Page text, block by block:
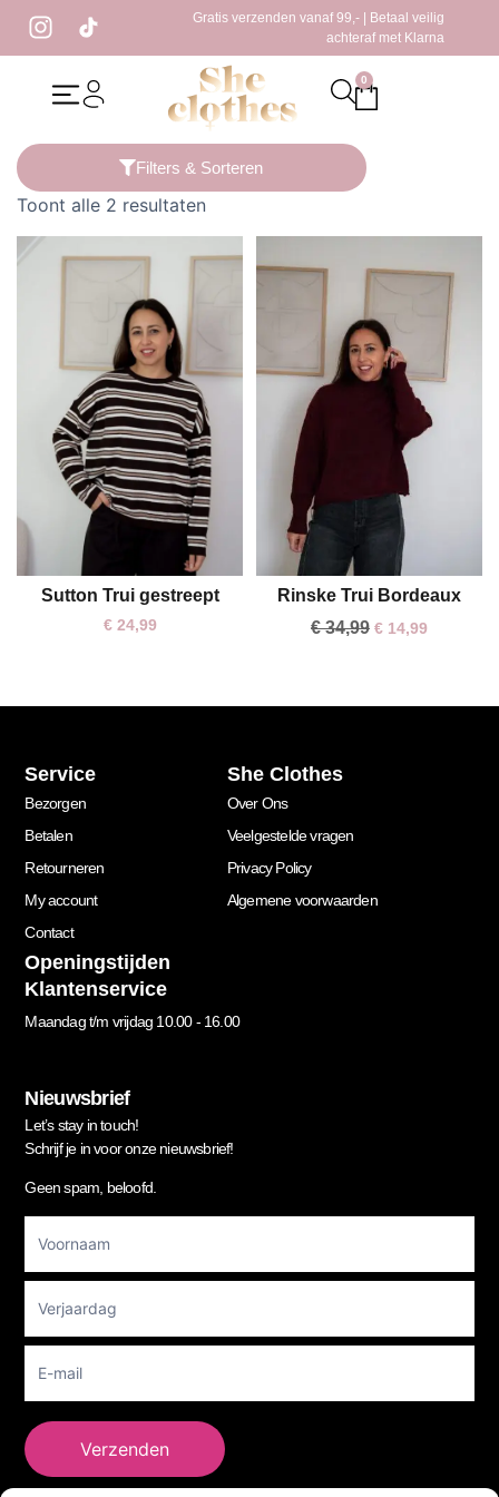
Gratis verzenden vanaf 99,- | Betaal veilig
achteraf met Klarna
0
/ Producten getagged “warme trui”
Filters & Sorteren
Toont alle 2 resultaten
One size
Sutton Trui gestreept
€24,99
One size
Rinske Trui Bordeaux
€34,99 € 14,99
Service
Bezorgen
Betalen
Retourneren
My account
Contact
She Clothes
Over Ons
Veelgestelde vragen
Privacy Policy
Algemene voorwaarden
Openingstijden
Klantenservice
Maandag t/m vrijdag 10.00 - 16.00
Nieuwsbrief
Let’s stay in touch!
Schrijf je in voor onze nieuwsbrief!
Geen spam, beloofd.
Newsletter
Verzenden